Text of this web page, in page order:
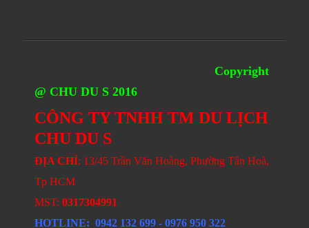
Copyright
@ CHU DU S 2016
CÔNG TY TNHH TM DU LỊCH
CHU DU S
ĐỊA CHỈ: 13/45 Trần Văn Hoàng, Phường Tân Hoà,
Tp HCM
MST: 0317304991
HOTLINE: 0942 132 699 - 0976 950 322